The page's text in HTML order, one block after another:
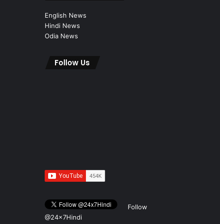
English News
Hindi News
Odia News
Follow Us
Follow
@24x7Hindi